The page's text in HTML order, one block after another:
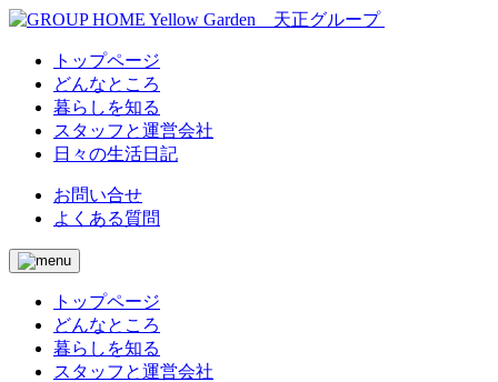
トップページ
どんなところ
暮らしを知る
スタッフと運営会社
日々の生活日記
お問い合せ
よくある質問
トップページ
どんなところ
暮らしを知る
スタッフと運営会社